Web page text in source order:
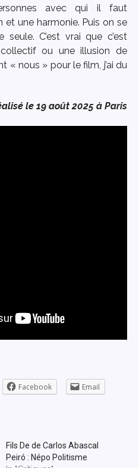
avec qui il faut
et une harmonie. Puis on se
C’est vrai que c’est
ou une illusion de
« nous » pour le film, j’ai du
le 19 août 2025 à Paris
Facebook Email
Fils De de Carlos Abascal
Peiró : Népo Politisme